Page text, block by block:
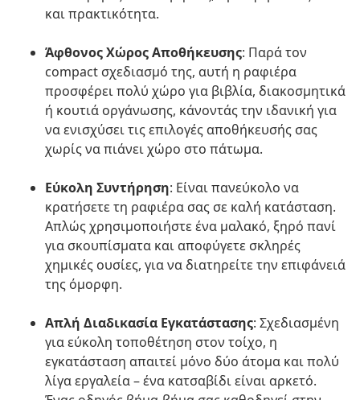
και πρακτικότητα.
Άφθονος Χώρος Αποθήκευσης: Παρά τον
compact σχεδιασμό της, αυτή η ραφιέρα
προσφέρει πολύ χώρο για βιβλία, διακοσμητικά
ή κουτιά οργάνωσης, κάνοντάς την ιδανική για
να ενισχύσει τις επιλογές αποθήκευσής σας
χωρίς να πιάνει χώρο στο πάτωμα.
Εύκολη Συντήρηση: Είναι πανεύκολο να
κρατήσετε τη ραφιέρα σας σε καλή κατάσταση.
Απλώς χρησιμοποιήστε ένα μαλακό, ξηρό πανί
για σκουπίσματα και αποφύγετε σκληρές
χημικές ουσίες, για να διατηρείτε την επιφάνειά
της όμορφη.
Απλή Διαδικασία Εγκατάστασης: Σχεδιασμένη
για εύκολη τοποθέτηση στον τοίχο, η
εγκατάσταση απαιτεί μόνο δύο άτομα και πολύ
λίγα εργαλεία – ένα κατσαβίδι είναι αρκετό.